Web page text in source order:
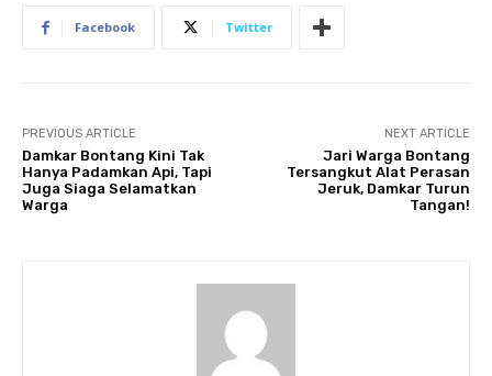
Facebook Twitter
PREVIOUS ARTICLE
Damkar Bontang Kini Tak
Hanya Padamkan Api, Tapi
Juga Siaga Selamatkan
Warga
NEXT ARTICLE
Jari Warga Bontang
Tersangkut Alat Perasan
Jeruk, Damkar Turun
Tangan!